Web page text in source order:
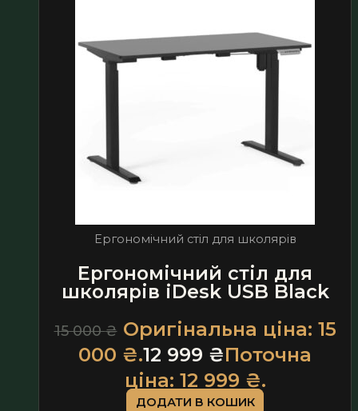
Ергономічний стіл для школярів
Ергономічний стіл для
школярів iDesk USB Black
15 000₴ Оригінальна ціна: 15
000 ₴.12 999 ₴Поточна
ціна: 12 999 ₴.
ДОДАТИ В КОШИК